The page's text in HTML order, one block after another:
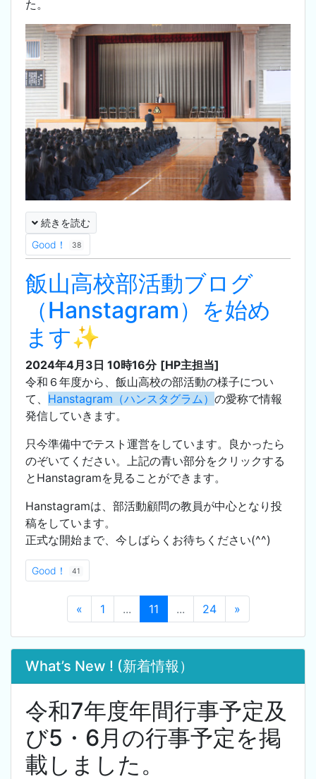
た。
続きを読む
Good！
38
飯山高校部活動ブログ
（Hanstagram）を始め
ます✨
2024年4月3日 10時16分 [HP主担当]
令和６年度から、飯山高校の部活動の様子につい
て、 Hanstagram（ハンスタグラム） の愛称で情報
発信していきます。
只今準備中でテスト運営をしています。良かったら
のぞいてください。上記の青い部分をクリックする
とHanstagramを見ることができます。
Hanstagramは、部活動顧問の教員が中心となり投
稿をしています。
正式な開始まで、今しばらくお待ちください(^^)
Good！ 41
« 1 ... 11 ... 24 »
What’s New ! (新着情報）
令和7年度年間行事予定及
び5・6月の行事予定を掲
載しました。